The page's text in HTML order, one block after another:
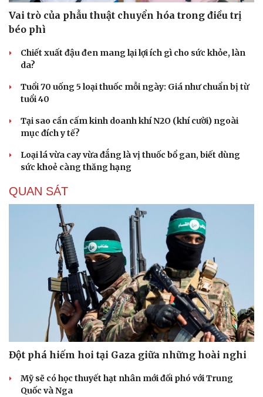
Vai trò của phẫu thuật chuyển hóa trong điều trị
béo phì
Chiết xuất đậu đen mang lại lợi ích gì cho sức khỏe, làn
da?
Tuổi 70 uống 5 loại thuốc mỗi ngày: Giá như chuẩn bị từ
tuổi 40
Tại sao cần cấm kinh doanh khí N2O (khí cười) ngoài
mục đích y tế?
Loại lá vừa cay vừa đắng là vị thuốc bổ gan, biết dùng
sức khoẻ càng thăng hạng
QUAN SÁT
Đột phá hiếm hoi tại Gaza giữa những hoài nghi
Mỹ sẽ có học thuyết hạt nhân mới đối phó với Trung
Quốc và Nga